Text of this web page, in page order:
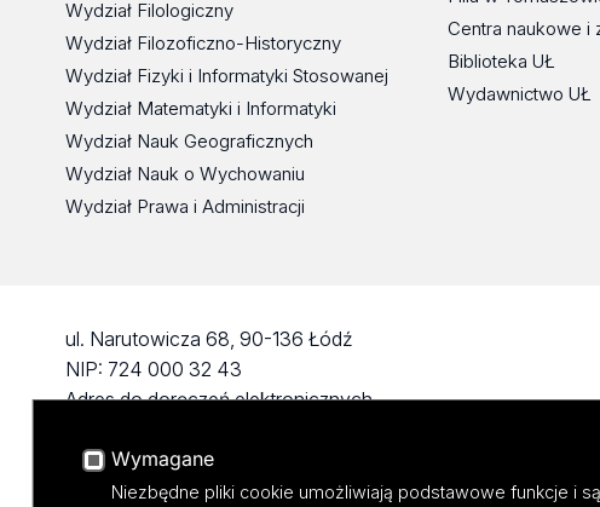
Wydział Filologiczny
Wydział Filozoficzno-Historyczny
Wydział Fizyki i Informatyki Stosowanej
Wydział Matematyki i Informatyki
Wydział Nauk Geograficznych
Wydział Nauk o Wychowaniu
Wydział Prawa i Administracji
Centra naukowe i
Biblioteka UŁ
Wydawnictwo UŁ
ul. Narutowicza 68, 90-136 Łódź
NIP: 724 000 32 43
Adres do doręczeń elektronicznych
KONTAKT
Wymagane
Niezbędne pliki cookie umożliwiają podstawowe funkcje i